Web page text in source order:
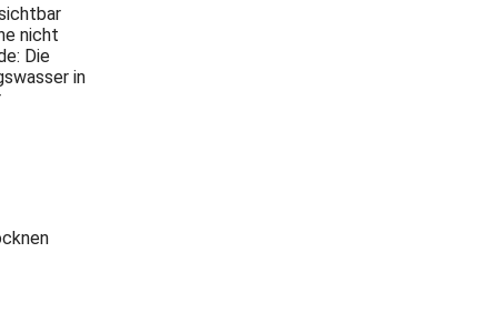
nicht
Die
in